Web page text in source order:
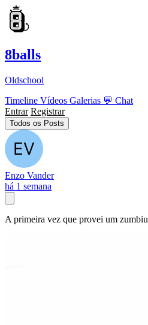
8balls
Oldschool
Timeline Vídeos Galerias 💬 Chat
Entrar Registrar
Todos os Posts
Enzo Vander
há 1 semana
A primeira vez que provei um zumbiu